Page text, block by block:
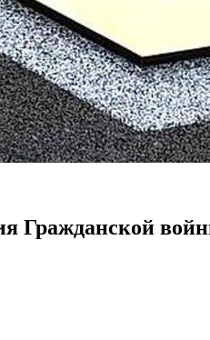
Гражданской